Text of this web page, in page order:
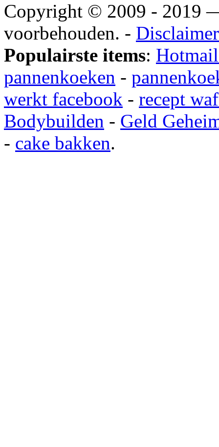
Copyright © 2009 - 2019
voorbehouden. - Disclaimer
Populairste items:
pannenkoeken -
werkt facebook - recept
Bodybuilden - Geld
- cake bakken.